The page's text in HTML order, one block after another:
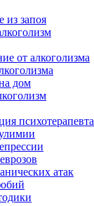
из запоя
от алкоголизма
дом
психотерапевта
атак